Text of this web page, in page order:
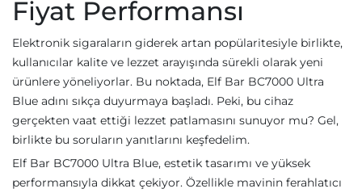
Fiyat Performansı
Elektronik sigaraların giderek artan popülaritesiyle birlikte,
kullanıcılar kalite ve lezzet arayışında sürekli olarak yeni
ürünlere yöneliyorlar. Bu noktada, Elf Bar BC7000 Ultra
Blue adını sıkça duyurmaya başladı. Peki, bu cihaz
gerçekten vaat ettiği lezzet patlamasını sunuyor mu? Gel,
birlikte bu soruların yanıtlarını keşfedelim.
Elf Bar BC7000 Ultra Blue, estetik tasarımı ve yüksek
performansıyla dikkat çekiyor. Özellikle mavinin ferahlatıcı